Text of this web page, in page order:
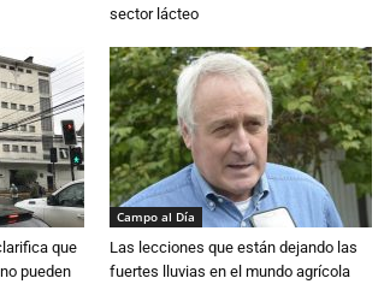
sector lácteo
que
pueden
Campo al Día
Las lecciones que están dejando las
fuertes lluvias en el mundo agrícola